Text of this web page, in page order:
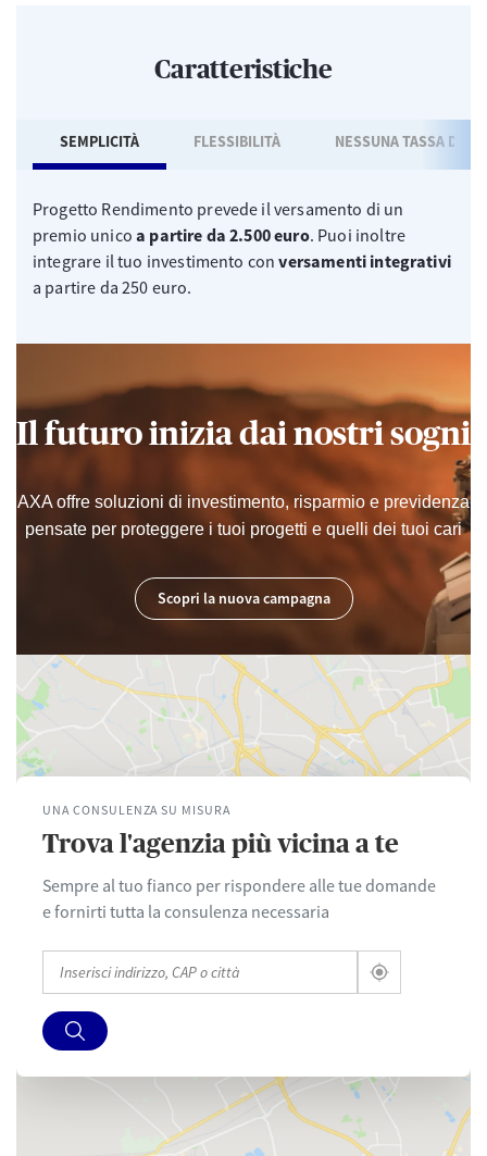
Caratteristiche
SEMPLICITÀ FLESSIBILITÀ NESSUNA TASSA DI
Progetto Rendimento prevede il versamento di un
premio unicoa partire da 2.500 euro. Puoi inoltre
integrare il tuo investimento conversamenti integrativi
a partire da 250 euro.
Il futuro inizia dai nostri sogni
AXA offre soluzioni di investimento, risparmio e previdenza
pensate per proteggere i tuoi progetti e quelli dei tuoi cari
Scopri la nuova campagna
UNA CONSULENZA SU MISURA
Trova l'agenzia più vicina a te
Sempre al tuo fianco per rispondere alle tue domande
e fornirti tutta la consulenza necessaria